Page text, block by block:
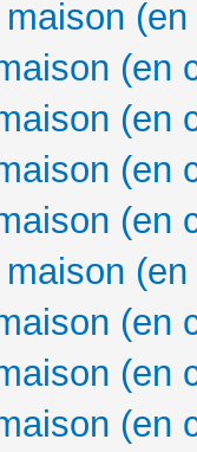
(en
(en
(en
(en
(en
(en
(en